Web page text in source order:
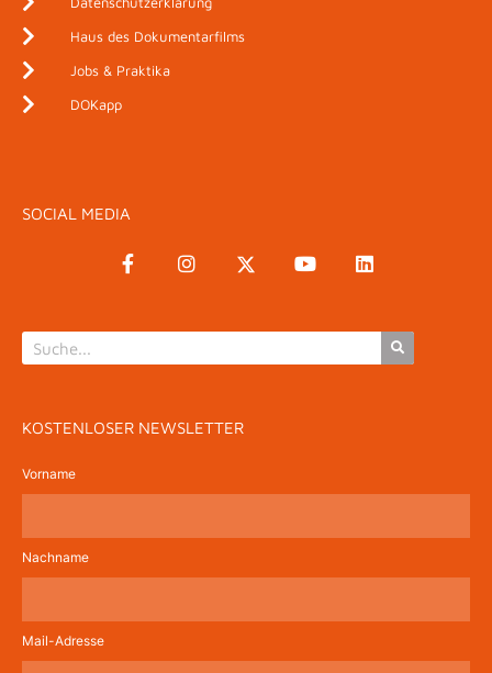
Haus des Dokumentarfilms
Jobs & Praktika
DOKapp
SOCIAL MEDIA
KOSTENLOSER NEWSLETTER
Vorname
Nachname
Mail-Adresse